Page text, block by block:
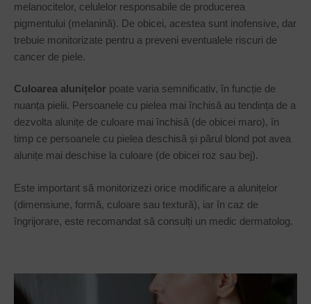
melanocitelor, celulelor responsabile de producerea
pigmentului (melanină). De obicei, acestea sunt inofensive, dar
trebuie monitorizate pentru a preveni eventualele riscuri de
cancer de piele.
Culoarea alunițelor poate varia semnificativ, în funcție de
nuanța pielii. Persoanele cu pielea mai închisă au tendința de a
dezvolta alunițe de culoare mai închisă (de obicei maro), în
timp ce persoanele cu pielea deschisă și părul blond pot avea
alunițe mai deschise la culoare (de obicei roz sau bej).
Este important să monitorizezi orice modificare a alunițelor
(dimensiune, formă, culoare sau textură), iar în caz de
îngrijorare, este recomandat să consulți un medic dermatolog.